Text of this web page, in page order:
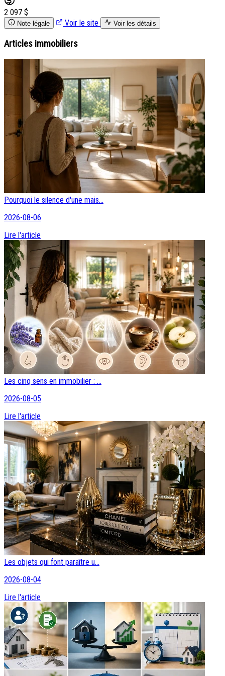
2 097 $
Note légale Voir le site Voir les détails
Articles immobiliers
Pourquoi le silence d'une mais...
2026-08-06
Lire l'article
Les cinq sens en immobilier : ...
2026-08-05
Lire l'article
Les objets qui font paraître u...
2026-08-04
Lire l'article